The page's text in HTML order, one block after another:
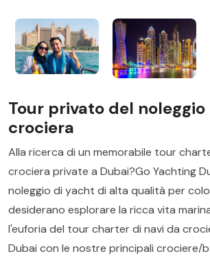
Tour privato del
crociera
Alla ricerca di un memorabile tour
crociera private a Dubai?Go Yachting
noleggio di yacht di alta qualità per
desiderano esplorare la ricca vita
l'euforia del tour charter di navi da
Dubai con le nostre principali crociere/